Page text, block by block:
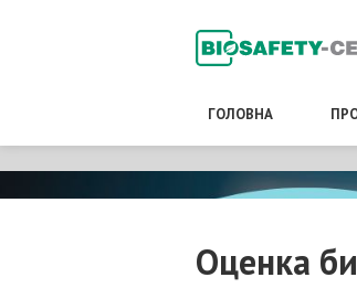
ГОЛОВНА
Оценка